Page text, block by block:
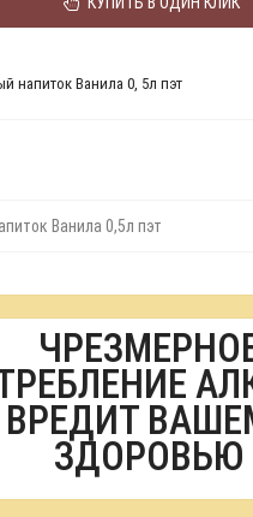
напиток Ванила 0, 5л пэт
Ванила 0,5л пэт
ВРЕДИТ
ЗДОРОВЬЮ